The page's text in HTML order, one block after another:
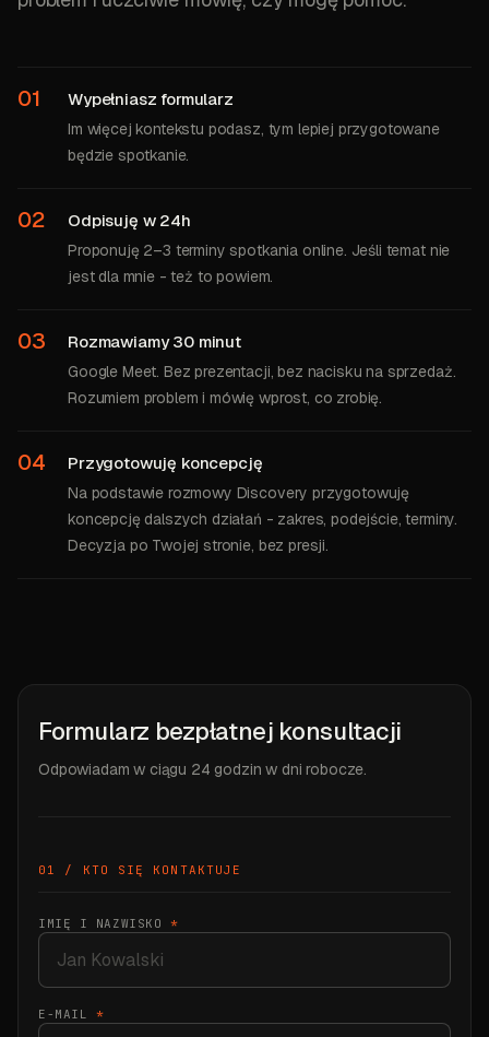
01 Wypełniasz formularz
Im więcej kontekstu podasz, tym lepiej przygotowane
będzie spotkanie.
02 Odpisuję w 24h
Proponuję 2–3 terminy spotkania online. Jeśli temat nie
jest dla mnie - też to powiem.
03 Rozmawiamy 30 minut
Google Meet. Bez prezentacji, bez nacisku na sprzedaż.
Rozumiem problem i mówię wprost, co zrobię.
04 Przygotowuję koncepcję
Na podstawie rozmowy Discovery przygotowuję
koncepcję dalszych działań - zakres, podejście, terminy.
Decyzja po Twojej stronie, bez presji.
Formularz bezpłatnej konsultacji
Odpowiadam w ciągu 24 godzin w dni robocze.
01 / KTO SIĘ KONTAKTUJE
IMIĘ I NAZWISKO *
E-MAIL *